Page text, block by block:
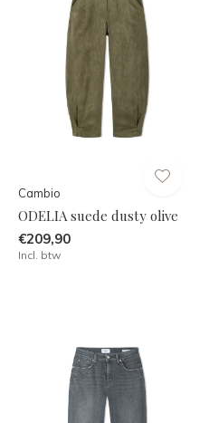
Cambio
ODELIA suede dusty olive
€209,90
Incl. btw